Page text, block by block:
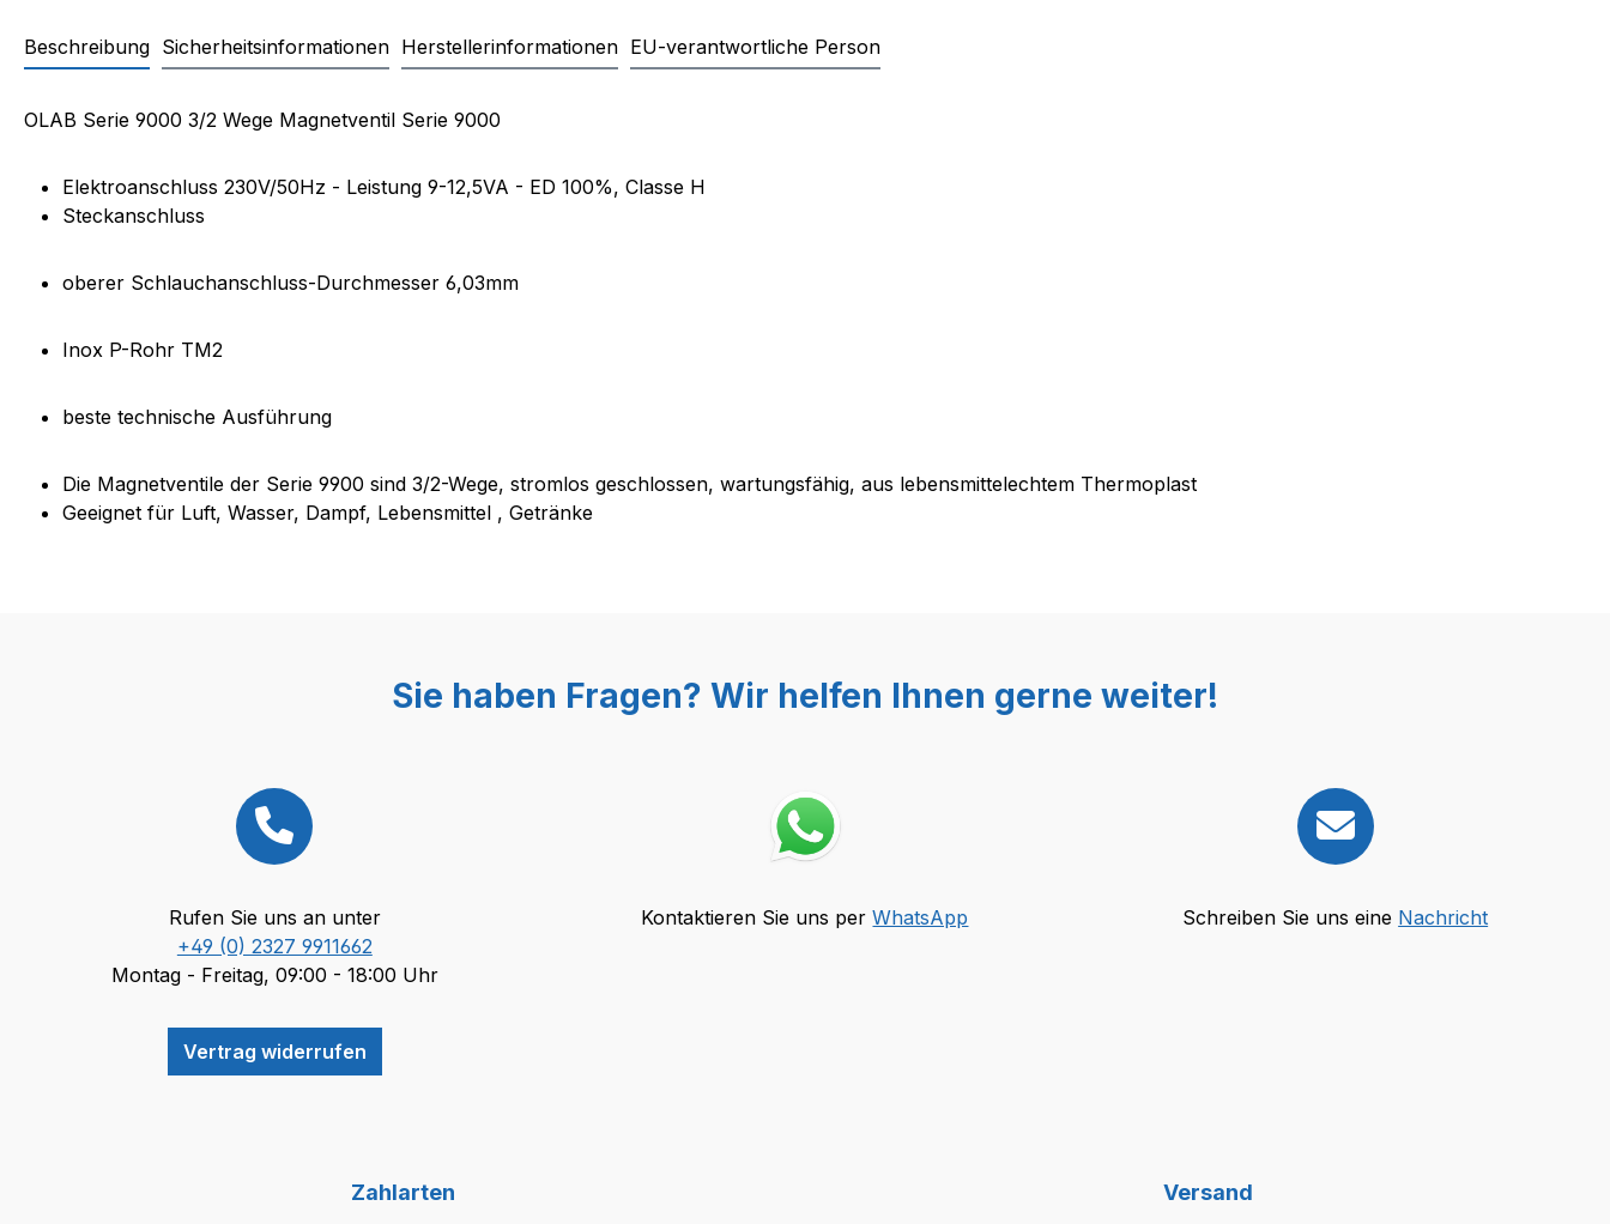
Beschreibung Sicherheitsinformationen Herstellerinformationen EU-verantwortliche Person
Produktinformationen "Magnetventil OLAB 9000 3/2 Wege "
OLAB Serie 9000 3/2 Wege Magnetventil Serie 9000
Elektroanschluss 230V/50Hz - Leistung 9-12,5VA - ED 100%, Classe H
Steckanschluss
oberer Schlauchanschluss-Durchmesser 6,03mm
Inox P-Rohr TM2
beste technische Ausführung
Die Magnetventile der Serie 9900 sind 3/2-Wege, stromlos geschlossen, wartungsfähig, aus lebensmittelechtem Thermoplast
Geeignet für Luft, Wasser, Dampf, Lebensmittel , Getränke
Sie haben Fragen? Wir helfen Ihnen gerne weiter!
Rufen Sie uns an unter
+49 (0) 2327 9911662
Montag - Freitag, 09:00 - 18:00 Uhr
Vertrag widerrufen
Kontaktieren Sie uns perWhatsApp Schreiben Sie uns eine Nachricht
Zahlarten Versand